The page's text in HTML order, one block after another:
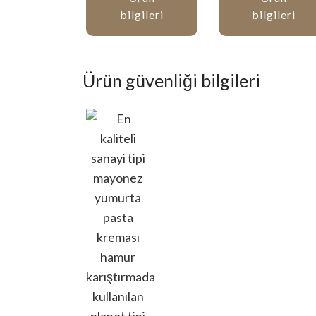
bilgileri
bilgileri
Ürün güvenliği bilgileri